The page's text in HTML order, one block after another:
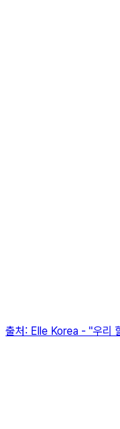
출처: Elle Korea - "우리